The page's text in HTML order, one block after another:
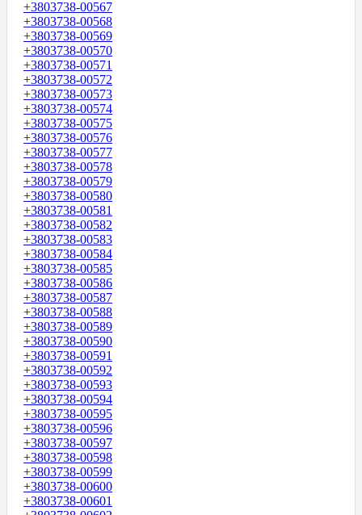
+3803738-00567
+3803738-00568
+3803738-00569
+3803738-00570
+3803738-00571
+3803738-00572
+3803738-00573
+3803738-00574
+3803738-00575
+3803738-00576
+3803738-00577
+3803738-00578
+3803738-00579
+3803738-00580
+3803738-00581
+3803738-00582
+3803738-00583
+3803738-00584
+3803738-00585
+3803738-00586
+3803738-00587
+3803738-00588
+3803738-00589
+3803738-00590
+3803738-00591
+3803738-00592
+3803738-00593
+3803738-00594
+3803738-00595
+3803738-00596
+3803738-00597
+3803738-00598
+3803738-00599
+3803738-00600
+3803738-00601